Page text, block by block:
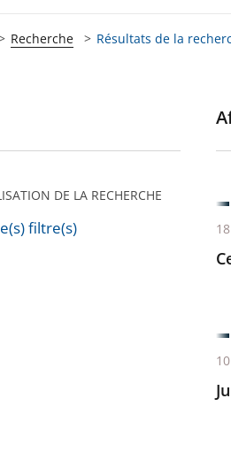
Recherche Résultats de la
DE LA RECHERCHE
filtre(s)